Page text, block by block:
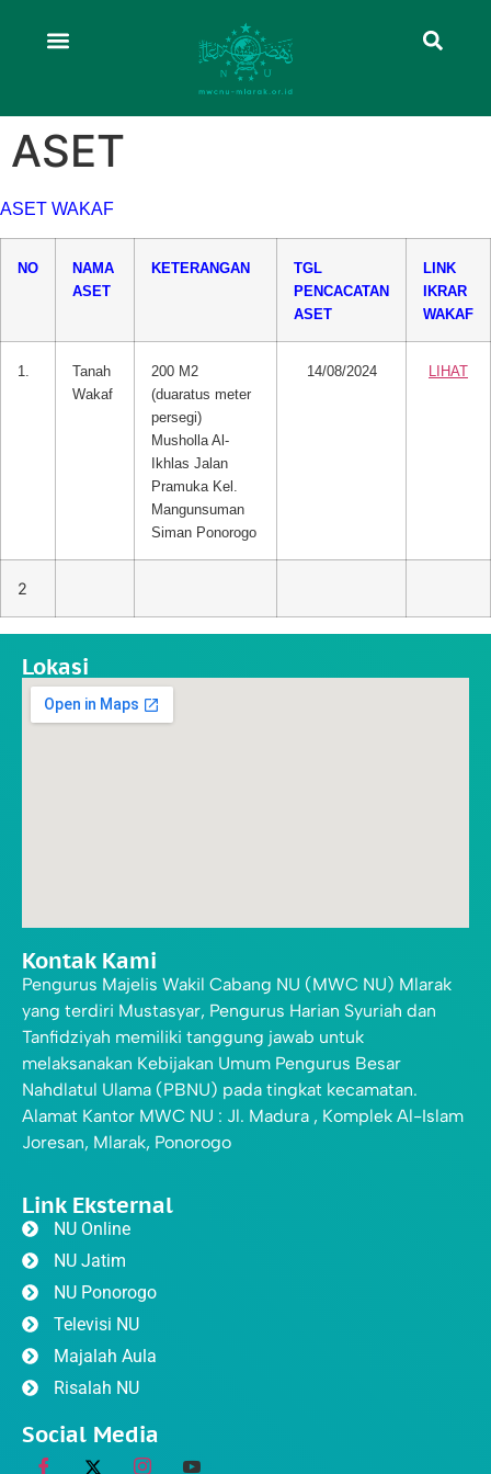
ASET
ASET WAKAF
NO
NAMA
ASET
KETERANGAN
TGL
PENCACATAN
ASET
LINK
IKRAR
WAKAF
1.
Tanah
Wakaf
200 M2
(duaratus meter
persegi)
Musholla Al-
Ikhlas Jalan
Pramuka Kel.
Mangunsuman
Siman Ponorogo
14/08/2024 LIHAT
2
Lokasi
Kontak Kami
Pengurus Majelis Wakil Cabang NU (MWC NU) Mlarak
yang terdiri Mustasyar, Pengurus Harian Syuriah dan
Tanfidziyah memiliki tanggung jawab untuk
melaksanakan Kebijakan Umum Pengurus Besar
Nahdlatul Ulama (PBNU) pada tingkat kecamatan.
Alamat Kantor MWC NU : Jl. Madura , Komplek Al-Islam
Joresan, Mlarak, Ponorogo
Link Eksternal
NU Online
NU Jatim
NU Ponorogo
Televisi NU
Majalah Aula
Risalah NU
Social Media